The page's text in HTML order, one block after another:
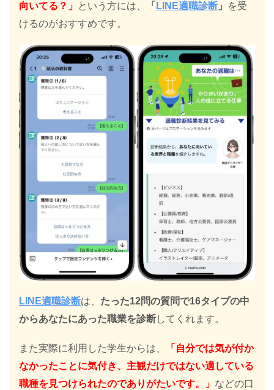
向いてる？」 という方には、 「 LINE適職診断 」
を受
けるのがおすすめです。
LINE適職診断は、 たった12問の質問で16タイプの中
からあなたにあった職業を診断してくれます。
また実際に利用した学生からは、
「自分では気が付か
なかったことに気付き、主観だけではない適している
職種を見つけられたのでありがたいです。」 などの口